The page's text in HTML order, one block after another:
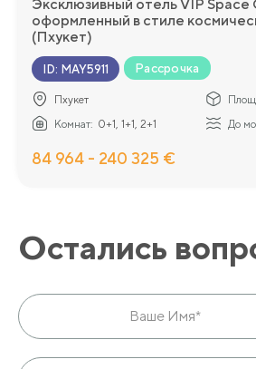
Эксклюзивный отель VIP Space
оформленный в стиле
(Пхукет)
ID: MAY5911 Рассрочка
Пхукет
Комнат: 0+1, 1+1, 2+1 До
84 964 - 240 325 €
Остались